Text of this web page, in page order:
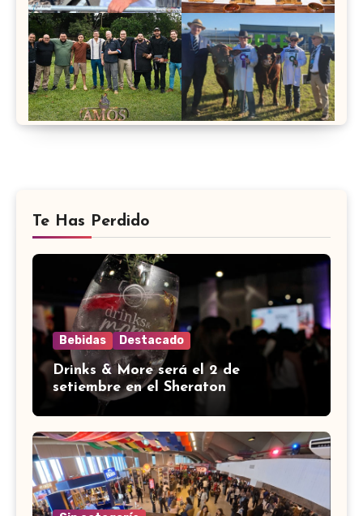
Te Has Perdido
Bebidas Destacado
Drinks & More será el 2 de
setiembre en el Sheraton